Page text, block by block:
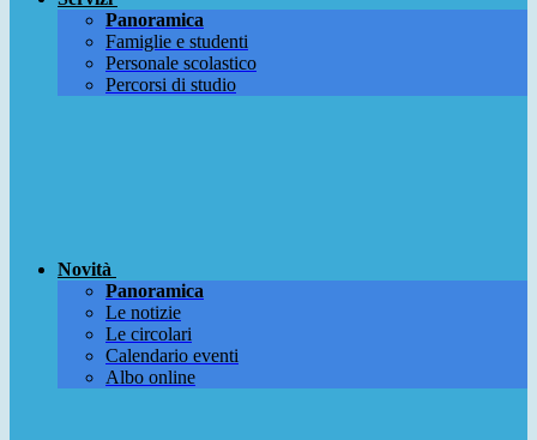
Panoramica
Famiglie e studenti
Personale scolastico
Percorsi di studio
Novità
Panoramica
Le notizie
Le circolari
Calendario eventi
Albo online